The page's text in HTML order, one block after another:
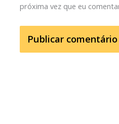
próxima vez que eu